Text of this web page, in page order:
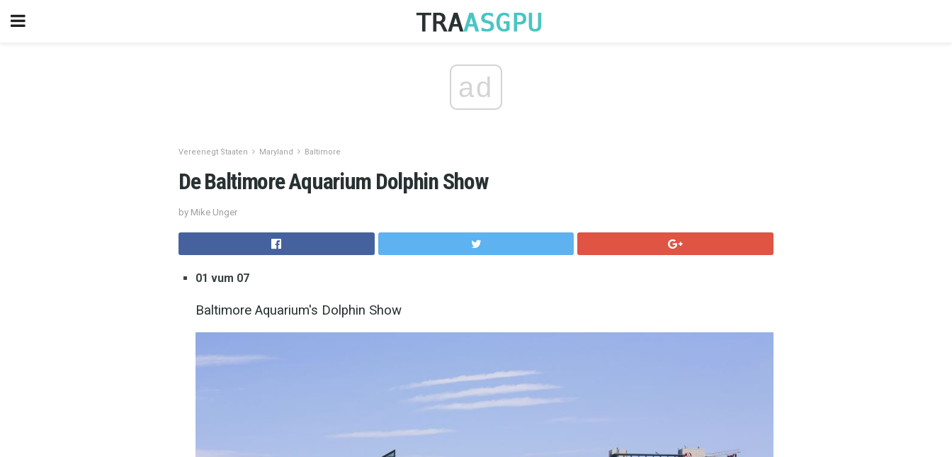
ad
Vereenegt Staaten Maryland Baltimore
De Baltimore Aquarium Dolphin Show
by Mike Unger
01 vum 07
Baltimore Aquarium's Dolphin Show